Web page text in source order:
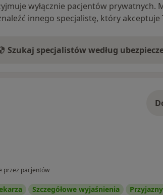
wyłącznie pacjentów prywatnych.
innego specjalistę, który akceptuje
Szukaj specjalistów według
przez pacjentów
Szczegółowe wyjaśnienia